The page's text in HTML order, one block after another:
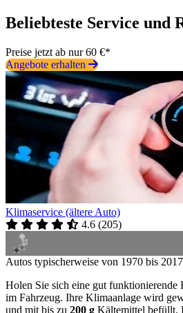
Beliebteste Service und
Preise jetzt ab nur 60 €*
Angebote erhalten
Klimaservice (ältere Auto)
4.6 (205)
Autos typischerweise von 1970 bis
Holen Sie sich eine gut
im Fahrzeug. Ihre Klimaanlage wird
und mit bis zu 200 g Kältemittel befüllt.